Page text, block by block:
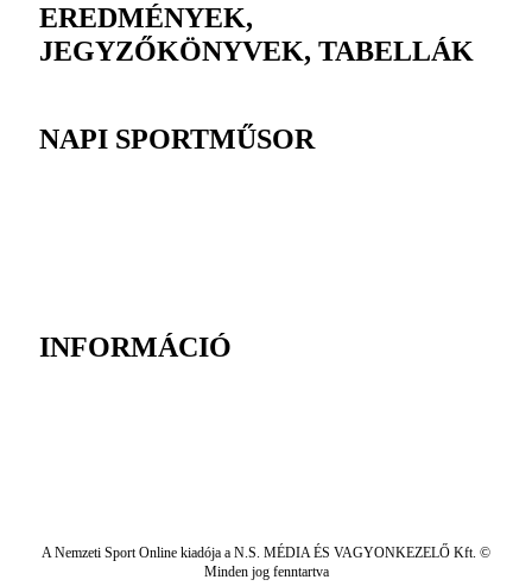
EREDMÉNYEK,
JEGYZŐKÖNYVEK, TABELLÁK
NAPI SPORTMŰSOR
INFORMÁCIÓ
A Nemzeti Sport Online kiadója a N.S. MÉDIA ÉS VAGYONKEZELŐ Kft. ©
Minden jog fenntartva